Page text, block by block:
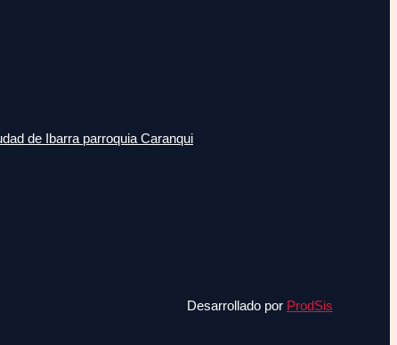
de Ibarra parroquia Caranqui
Desarrollado por ProdSis